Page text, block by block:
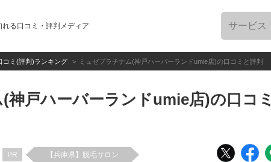
る口コミ・評判メディア
コミ(評判)ランキング ミュゼプラチナム(神戸ハーバーランドumie店)の口コミと評判
神戸ハーバーランドumie店)の口コミ
PR 【兵庫県】脱毛サロン